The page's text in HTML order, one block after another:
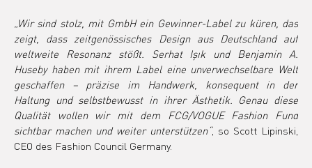
„Wir sind stolz, mit GmbH ein Gewinner-Label zu küren, das
zeigt, dass zeitgenössisches Design aus Deutschland auf
weltweite Resonanz stößt. Serhat Işık und Benjamin A.
Huseby haben mit ihrem Label eine unverwechselbare Welt
geschaffen – präzise im Handwerk, konsequent in der
Haltung und selbstbewusst in ihrer Ästhetik. Genau diese
Qualität wollen wir mit dem FCG/VOGUE Fashion Fund
sichtbar machen und weiter unterstützen“, so Scott Lipinski,
CEO des Fashion Council Germany.